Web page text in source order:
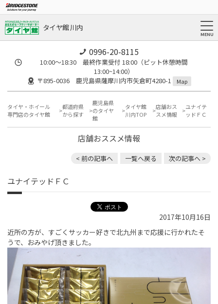
タイヤ館 川内
0996-20-8115
10:00～18:30 最終作業受付 18:00（ピット休憩時間
13:00~14:00）
〒895-0036 鹿児島県薩摩川内市矢倉町4280-1
Map
タイヤ・ホイール
専門店のタイヤ館
都道府県
から探す
鹿児島県
のタイヤ
館
タイヤ館
川内TOP
店舗おス
スメ情報
ユナイテ
ッドＦＣ
店舗おススメ情報
< 前の記事へ 一覧へ戻る 次の記事へ >
ユナイテッドＦＣ
2017年10月16日
近所の方が、すごくサッカー好きで北九州まで応援に行かれたそ
うで、おみやげ頂きました。